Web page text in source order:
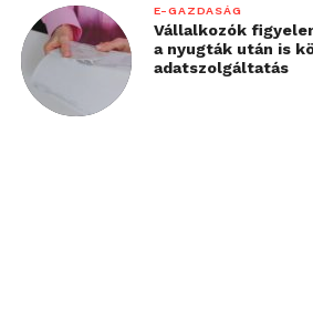
felkelteni a figyelmet.
E-GAZDASÁG
Vállalkozók
a nyugták után is
adatszolgáltatás